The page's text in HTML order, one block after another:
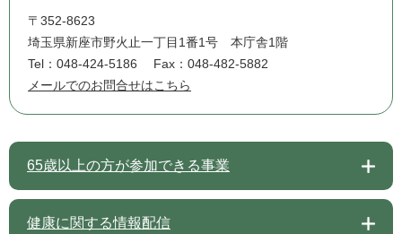
〒352-8623
埼玉県新座市野火止一丁目1番1号 本庁舎1階
Tel：048-424-5186
Fax：048-482-5882
メールでのお問合せはこちら
65歳以上の方が参加できる事業
健康に関する情報配信